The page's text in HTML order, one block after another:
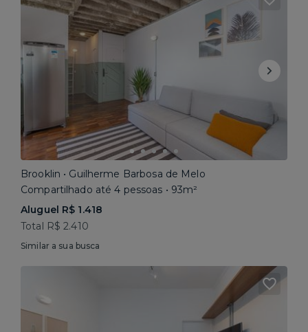
Brooklin • Guilherme Barbosa de Melo
Compartilhado até 4 pessoas • 93m²
Aluguel R$ 1.418
Total R$ 2.410
Similar a sua busca